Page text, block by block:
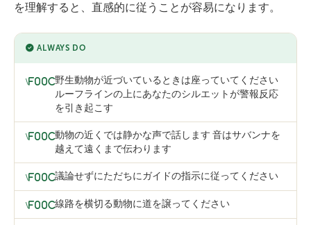
を理解すると、直感的に従うことが容易になります。
ALWAYS DO
野生動物が近づいているときは座っていてください
ルーフラインの上にあなたのシルエットが警報反応
を引き起こす
動物の近くでは静かな声で話します 音はサバンナを
越えて遠くまで伝わります
議論せずにただちにガイドの指示に従ってください
線路を横切る動物に道を譲ってください